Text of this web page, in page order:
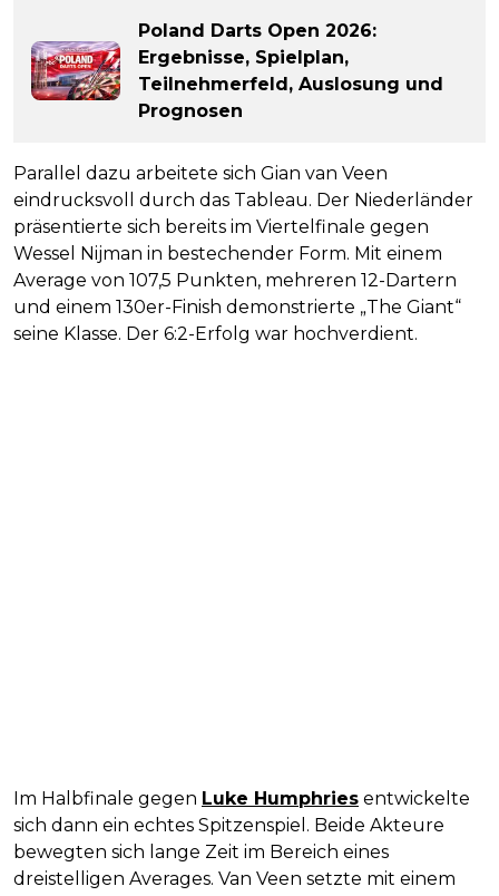
Poland Darts Open 2026:
Ergebnisse, Spielplan,
Teilnehmerfeld, Auslosung und
Prognosen
Parallel dazu arbeitete sich Gian van Veen
eindrucksvoll durch das Tableau. Der Niederländer
präsentierte sich bereits im Viertelfinale gegen
Wessel Nijman in bestechender Form. Mit einem
Average von 107,5 Punkten, mehreren 12-Dartern
und einem 130er-Finish demonstrierte „The Giant“
seine Klasse. Der 6:2-Erfolg war hochverdient.
Im Halbfinale gegen Luke Humphries entwickelte
sich dann ein echtes Spitzenspiel. Beide Akteure
bewegten sich lange Zeit im Bereich eines
dreistelligen Averages. Van Veen setzte mit einem